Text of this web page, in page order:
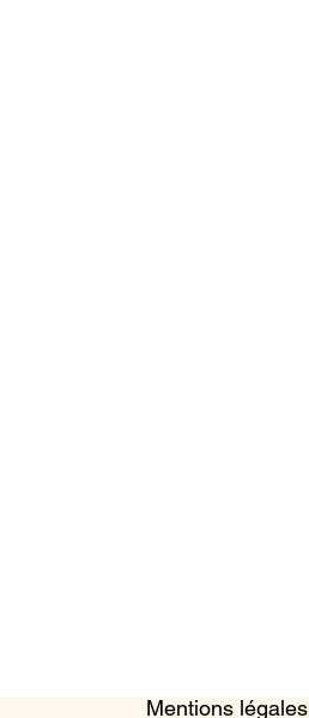
Mentions légales